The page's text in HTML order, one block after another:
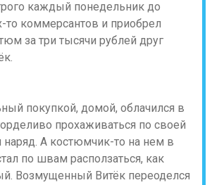
каждый понедельник до
то коммерсантов и приобрел
за три тысячи рублей друг
покупкой, домой, облачился в
прохаживаться по своей
наряд. А костюмчик-то на нем в
по швам расползаться, как
Возмущенный Витёк переоделся